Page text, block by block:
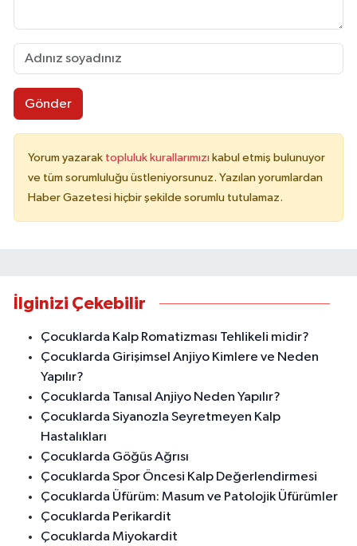
Gönder
Yorum yazarak topluluk kurallarımızı kabul etmiş bulunuyor
ve tüm sorumluluğu üstleniyorsunuz. Yazılan yorumlardan
Haber Gazetesi hiçbir şekilde sorumlu tutulamaz.
İlginizi Çekebilir
Çocuklarda Kalp Romatizması Tehlikeli midir?
Çocuklarda Girişimsel Anjiyo Kimlere ve Neden
Yapılır?
Çocuklarda Tanısal Anjiyo Neden Yapılır?
Çocuklarda Siyanozla Seyretmeyen Kalp
Hastalıkları
Çocuklarda Göğüs Ağrısı
Çocuklarda Spor Öncesi Kalp Değerlendirmesi
Çocuklarda Üfürüm: Masum ve Patolojik Üfürümler
Çocuklarda Perikardit
Çocuklarda Miyokardit